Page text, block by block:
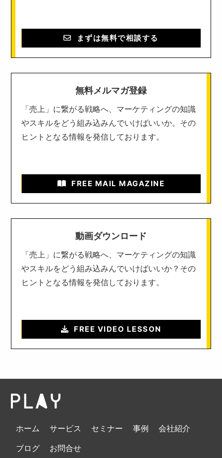
まずは無料で相談する
無料メルマガ登録
「売上」に繋がる戦略へ、マーケティングの知識
やスキルをどう組み込みんでいけばいいか。その
ヒントとなる情報を発信しております。
FREE MAIL MAGAZINE
動画ダウンロード
「売上」に繋がる戦略へ、マーケティングの知識
やスキルをどう組み込みんでいけばいいか？その
ヒントとなる情報を発信しております。
FREE VIDEO LESSON
ホーム サービス セミナー 事例
会社紹介
ブログ
お問合せ